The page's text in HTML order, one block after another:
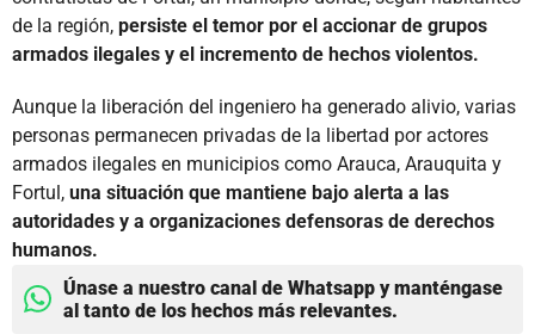
de la región, persiste el temor por el accionar de grupos
armados ilegales y el incremento de hechos violentos.
Aunque la liberación del ingeniero ha generado alivio, varias
personas permanecen privadas de la libertad por actores
armados ilegales en municipios como Arauca, Arauquita y
Fortul, una situación que mantiene bajo alerta a las
autoridades y a organizaciones defensoras de derechos
humanos.
Únase a nuestro canal de Whatsapp y manténgase
al tanto de los hechos más relevantes.